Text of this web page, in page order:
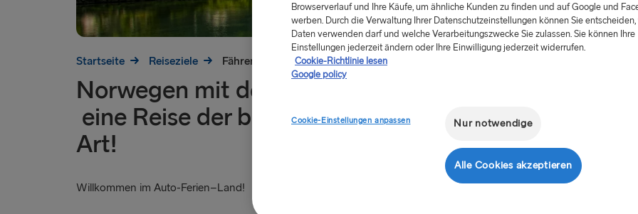
Startseite Reiseziele Fähren nach Norwegen
Norwegen mit der Fähre –
eine Reise der besonderen
Art!
Willkommen im Auto-Ferien–Land!
Ab
einfache
NACH
Anreisedatum
Browserverlauf und Ihre Käufe, um ähnliche Kunden zu finden und auf Google und
werben. Durch die Verwaltung Ihrer Datenschutzeinstellungen können Sie entscheiden,
Daten verwenden darf und welche Verarbeitungszwecke Sie zulassen. Sie können Ihre
Einstellungen jederzeit ändern oder Ihre Einwilligung jederzeit widerrufen.
Cookie-Richtlinie lesen
Google policy
Cookie-Einstellungen anpassen Nur notwendige
Alle Cookies akzeptieren